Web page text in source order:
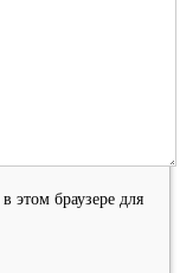
этом браузере для